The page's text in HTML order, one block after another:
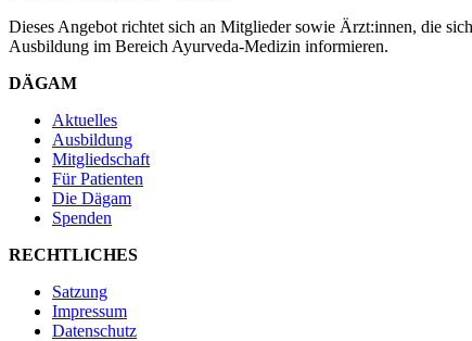
Dieses Angebot richtet sich an Mitglieder sowie Ärzt:innen, die
Ausbildung im Bereich Ayurveda-Medizin informieren.
DÄGAM
Aktuelles
Ausbildung
Mitgliedschaft
Für Patienten
Die Dägam
Spenden
RECHTLICHES
Satzung
Impressum
Datenschutz